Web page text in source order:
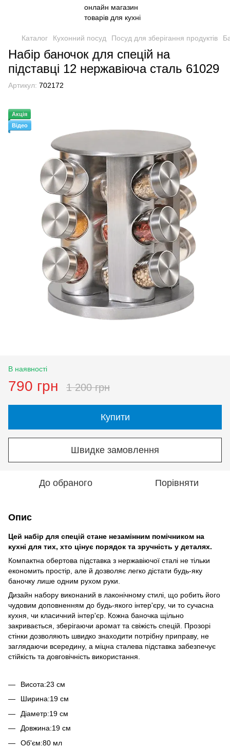
Каталог Кухонний посуд Посуд для зберігання продуктів
Набір баночок для спецій на
підставці 12 нержавіюча сталь 61029
Артикул: 702172
Акція
Відео
В наявності
790 грн 1 200 грн
Купити
Швидке замовлення
До обраного Порівняти
Опис
Цей набір для спецій стане незамінним помічником на
кухні для тих, хто цінує порядок та зручність у деталях.
Компактна обертова підставка з нержавіючої сталі не тільки
економить простір, але й дозволяє легко дістати будь-яку
баночку лише одним рухом руки.
Дизайн набору виконаний в лаконічному стилі, що робить його
чудовим доповненням до будь-якого інтер'єру, чи то сучасна
кухня, чи класичний інтер'єр. Кожна баночка щільно
закривається, зберігаючи аромат та свіжість спецій. Прозорі
стінки дозволяють швидко знаходити потрібну приправу, не
заглядаючи всередину, а міцна сталева підставка забезпечує
стійкість та довговічність використання.
Висота:23 см
Ширина:19 см
Діаметр:19 см
Довжина:19 см
Об'єм:80 мл